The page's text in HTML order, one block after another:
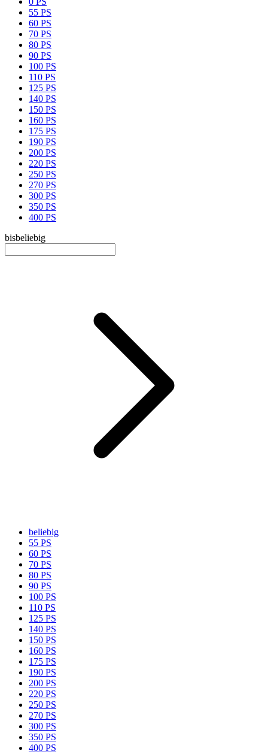
55 PS
60 PS
70 PS
80 PS
90 PS
100 PS
110 PS
125 PS
140 PS
150 PS
160 PS
175 PS
190 PS
200 PS
220 PS
250 PS
270 PS
300 PS
350 PS
400 PS
bisbeliebig
beliebig
55 PS
60 PS
70 PS
80 PS
90 PS
100 PS
110 PS
125 PS
140 PS
150 PS
160 PS
175 PS
190 PS
200 PS
220 PS
250 PS
270 PS
300 PS
350 PS
400 PS